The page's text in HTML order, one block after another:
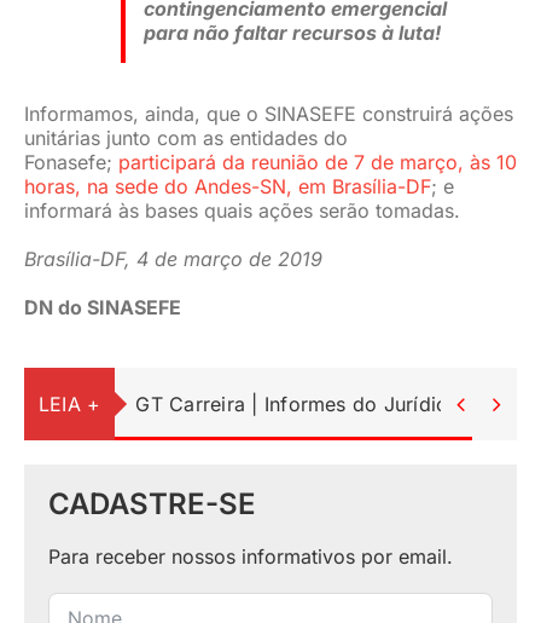
contingenciamento emergencial
para não faltar recursos à luta!
Informamos, ainda, que o SINASEFE construirá ações
unitárias junto com as entidades do
Fonasefe; participará da reunião de 7 de março, às 10
horas, na sede do Andes-SN, em Brasília-DF; e
informará às bases quais ações serão tomadas.
Brasília-DF, 4 de março de 2019
DN do SINASEFE
LEIA + GT Carreira | Informes do Jurídico 
CADASTRE-SE
Para receber nossos informativos por email.